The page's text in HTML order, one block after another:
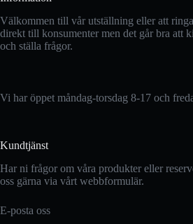
Välkommen till vår utställning eller att
direkt till konsumenter men det går bra att
och ställa frågor.
Vi har öppet måndag-torsdag 8-17 och
Kundtjänst
Har ni frågor om våra produkter eller
oss gärna via vårt webbformulär.
E-posta oss